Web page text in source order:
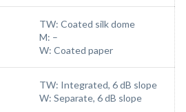
TW: Coated silk dome
M: –
W: Coated paper
TW: Integrated, 6 dB slope
W: Separate, 6 dB slope